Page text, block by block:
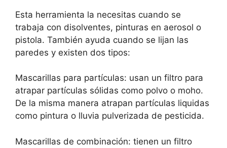
Esta herramienta la necesitas cuando se
trabaja con disolventes, pinturas en aerosol o
pistola. También ayuda cuando se lijan las
paredes y existen dos tipos:
Mascarillas para partículas: usan un filtro para
atrapar partículas sólidas como polvo o moho.
De la misma manera atrapan partículas liquidas
como pintura o lluvia pulverizada de pesticida.
Mascarillas de combinación: tienen un filtro